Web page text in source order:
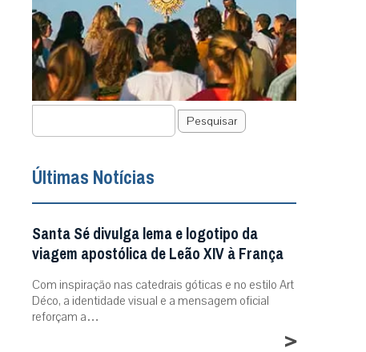
Pesquisar
Últimas Notícias
Santa Sé divulga lema e logotipo da
viagem apostólica de Leão XIV à França
Com inspiração nas catedrais góticas e no estilo Art
Déco, a identidade visual e a mensagem oficial
reforçam a…
>